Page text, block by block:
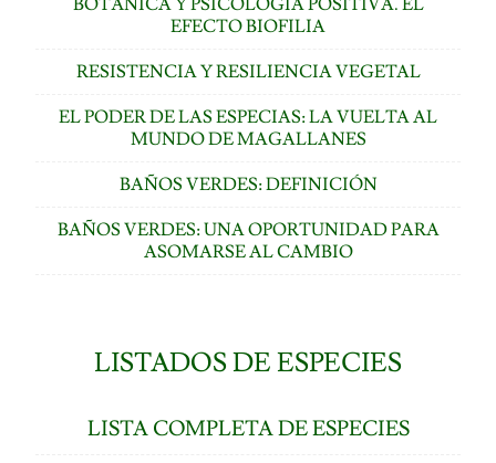
EFECTO BIOFILIA
RESISTENCIA Y RESILIENCIA VEGETAL
EL PODER DE LAS ESPECIAS: LA VUELTA AL
MUNDO DE MAGALLANES
BAÑOS VERDES: DEFINICIÓN
BAÑOS VERDES: UNA OPORTUNIDAD PARA
ASOMARSE AL CAMBIO
LISTADOS DE ESPECIES
LISTA COMPLETA DE ESPECIES